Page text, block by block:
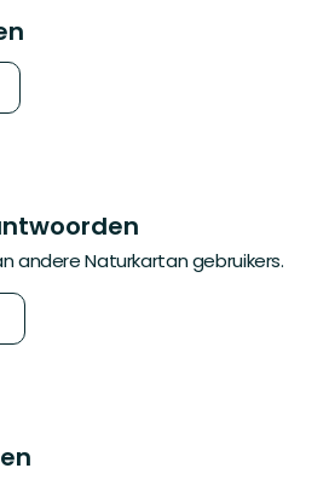
andere Naturkartan gebruikers.